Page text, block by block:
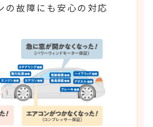
の故障にも安心の対応